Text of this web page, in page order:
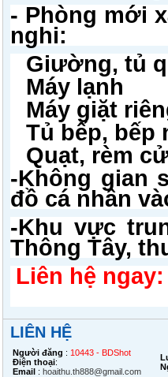
- Phòng mới
nghi:
Giường, tủ
Máy lạnh
Máy giặt
Tủ bếp, bếp
Quạt, rèm
-Không gian
đồ cá nhân
-Khu vực
Thông Tây,
Liên hệ
LIÊN HỆ
Người đăng : 10443 - BDShot
Điện thoại:
Email : hoaithu.th888@gmail.com